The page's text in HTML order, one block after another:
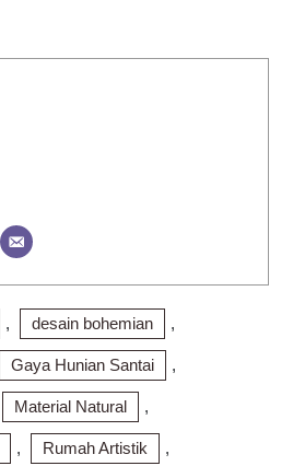
, desain bohemian ,
Gaya Hunian Santai ,
Material Natural ,
, Rumah Artistik ,